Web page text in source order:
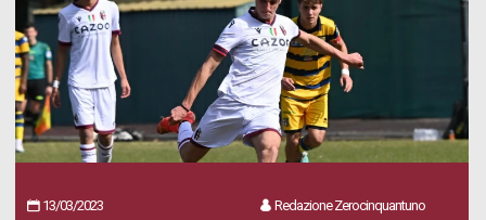
13/03/2023 Redazione Zerocinquantuno